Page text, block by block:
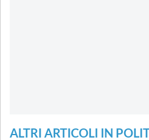
ALTRI ARTICOLI IN